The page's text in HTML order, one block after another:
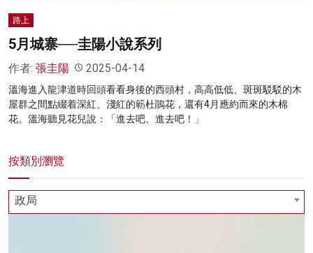
路上
5月城寨──圭陽小說系列
作者: 張圭陽 2025-04-14
溫海進入龍津道時回頭看看身後的西頭村，高高低低、斑斑駁駁的木
屋群之間點綴着深紅、淺紅的簕杜鵑花，還有4月應約而來的木棉
花。溫海聽見花兒說：「進去吧、進去吧！」
按類別瀏覽
政局